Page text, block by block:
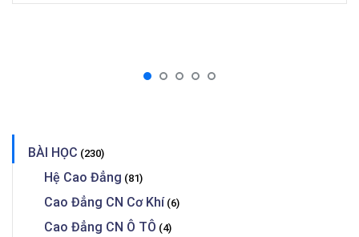
BÀI HỌC (230)
Hệ Cao Đẳng (81)
Cao Đẳng CN Cơ Khí (6)
Cao Đẳng CN Ô TÔ (4)